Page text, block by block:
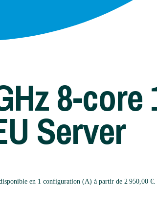
8-core
Server
en 1 configuration (A) à partir de 2 950,00 €.